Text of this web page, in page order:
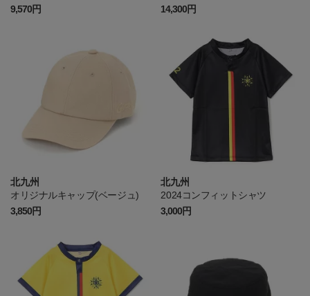
9,570円
14,300円
北九州
オリジナルキャップ(ベージュ)
3,850円
北九州
2024コンフィットシャツ
3,000円